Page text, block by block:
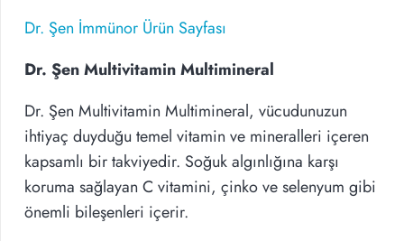
Dr. Şen İmmünor Ürün Sayfası
Dr. Şen Multivitamin Multimineral
Dr. Şen Multivitamin Multimineral, vücudunuzun
ihtiyaç duyduğu temel vitamin ve mineralleri içeren
kapsamlı bir takviyedir. Soğuk algınlığına karşı
koruma sağlayan C vitamini, çinko ve selenyum gibi
önemli bileşenleri içerir.